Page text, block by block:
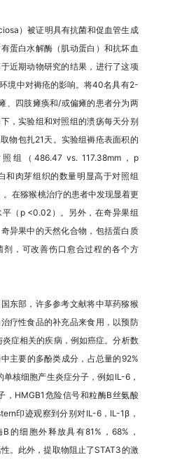
）被证明具有抗菌和促血管生成
蛋白水解酶（肌动蛋白）和抗坏血
近期动物研究的结果，进行了这项
境中对褥疮的影响。将40名具有2-
、四肢瘫痪和/或偏瘫的患者分为两
，实验组和对照组的溃疡每天分别
物包扎21天。实验组褥疮表面积的
组（486.47 vs. 117.38mm，p
和肉芽组织的数量明显高于对照组
在猕猴桃治疗的患者中发现显着更
（p <0.02）。另外，在奇异果组
异果中的天然化合物，包括蛋白质
，可改善伤口愈合过程的各个方
东部，许多参考文献将中草药猕猴
疗性食品的补充品来食用，以预防
症相关的疾病，例如癌症。分析数
主要的多酚类成分，占总量的92%
核细胞产生炎症分子，例如IL-6，
，HMGB1危险信号和粒酶B丝氨酸
印迹观察到分别对IL-6，IL-1β，
的细胞外释放具有81%，68%，
。此外，提取物阻止了STAT3的激